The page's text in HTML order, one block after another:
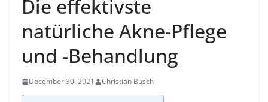
Die effektivste
natürliche Akne-Pflege
und -Behandlung
December 30, 2021 Christian Busch